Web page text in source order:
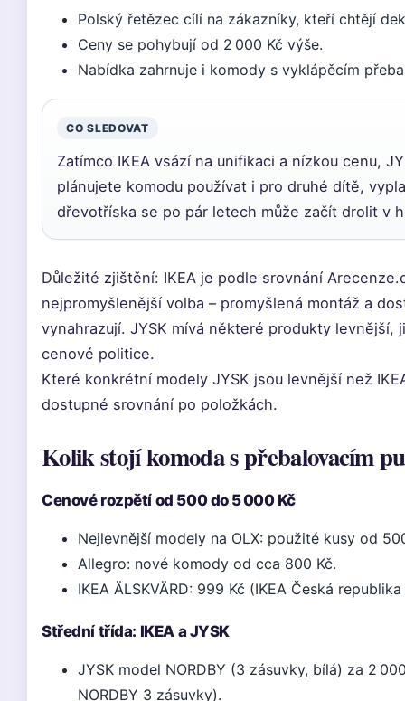
Polský řetězec cílí na zákazníky, kteří chtějí
Ceny se pohybují od 2 000 Kč výše.
Nabídka zahrnuje i komody s vyklápěcím
CO SLEDOVAT
Zatímco IKEA vsází na unifikaci a nízkou cenu,
plánujete komodu používat i pro druhé dítě,
dřevotříska se po pár letech může začít drolit v
Důležité zjištění: IKEA je podle srovnání
nejpromyšlenější volba – promyšlená montáž a
vynahrazují. JYSK mívá některé produkty
cenové politice.
Které konkrétní modely JYSK jsou levnější než
dostupné srovnání po položkách.
Kolik stojí komoda s přebalovacím
Cenové rozpětí od 500 do 5 000 Kč
Nejlevnější modely na OLX: použité kusy od
Allegro: nové komody od cca 800 Kč.
IKEA ÄLSKVÄRD: 999 Kč (IKEA Česká
Střední třída: IKEA a JYSK
JYSK model NORDBY (3 zásuvky, bílá) za 2
NORDBY 3 zásuvky).